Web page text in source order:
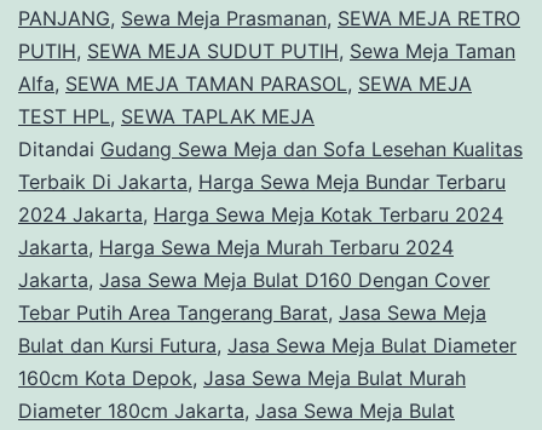
PANJANG, Sewa Meja Prasmanan, SEWA MEJA RETRO
PUTIH, SEWA MEJA SUDUT PUTIH, Sewa Meja Taman
Alfa, SEWA MEJA TAMAN PARASOL, SEWA MEJA
TEST HPL, SEWA TAPLAK MEJA
Ditandai Gudang Sewa Meja dan Sofa Lesehan Kualitas
Terbaik Di Jakarta, Harga Sewa Meja Bundar Terbaru
2024 Jakarta, Harga Sewa Meja Kotak Terbaru 2024
Jakarta, Harga Sewa Meja Murah Terbaru 2024
Jakarta, Jasa Sewa Meja Bulat D160 Dengan Cover
Tebar Putih Area Tangerang Barat, Jasa Sewa Meja
Bulat dan Kursi Futura, Jasa Sewa Meja Bulat Diameter
160cm Kota Depok, Jasa Sewa Meja Bulat Murah
Diameter 180cm Jakarta, Jasa Sewa Meja Bulat